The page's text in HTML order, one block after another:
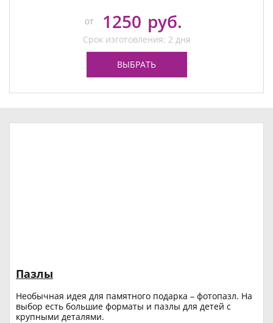
от 1250 руб.
Срок изготовления: 2 дня
ВЫБРАТЬ
Пазлы
Необычная идея для памятного подарка – фотопазл. На
выбор есть большие форматы и пазлы для детей с
крупными деталями.